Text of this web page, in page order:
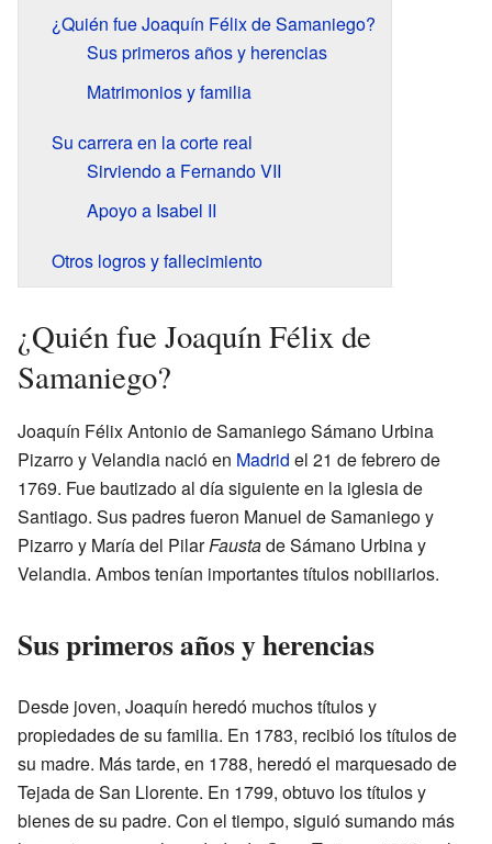
¿Quién fue Joaquín Félix de Samaniego?
Sus primeros años y herencias
Matrimonios y familia
Su carrera en la corte real
Sirviendo a Fernando VII
Apoyo a Isabel II
Otros logros y fallecimiento
¿Quién fue Joaquín Félix de
Samaniego?
Joaquín Félix Antonio de Samaniego Sámano Urbina
Pizarro y Velandia nació en Madrid el 21 de febrero de
1769. Fue bautizado al día siguiente en la iglesia de
Santiago. Sus padres fueron Manuel de Samaniego y
Pizarro y María del PilarFaustade Sámano Urbina y
Velandia. Ambos tenían importantes títulos nobiliarios.
Sus primeros años y herencias
Desde joven, Joaquín heredó muchos títulos y
propiedades de su familia. En 1783, recibió los títulos de
su madre. Más tarde, en 1788, heredó el marquesado de
Tejada de San Llorente. En 1799, obtuvo los títulos y
bienes de su padre. Con el tiempo, siguió sumando más